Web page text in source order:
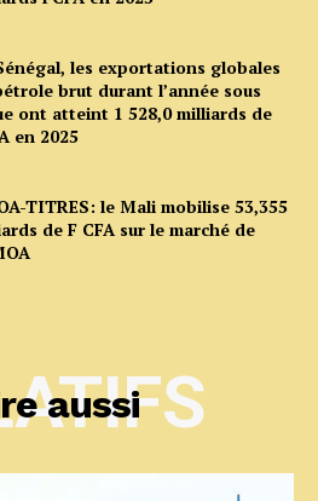
les exportations globales
brut durant l’année sous
ont atteint 1 528,0 milliards de
en 2025
TITRES: le Mali mobilise 53,355
de F CFA sur le marché de
aussi